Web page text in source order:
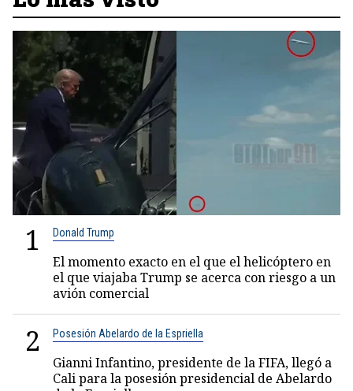
1 Donald Trump
El momento exacto en el que el helicóptero en
el que viajaba Trump se acerca con riesgo a un
avión comercial
2 Posesión Abelardo de la Espriella
Gianni Infantino, presidente de la FIFA, llegó a
Cali para la posesión presidencial de Abelardo